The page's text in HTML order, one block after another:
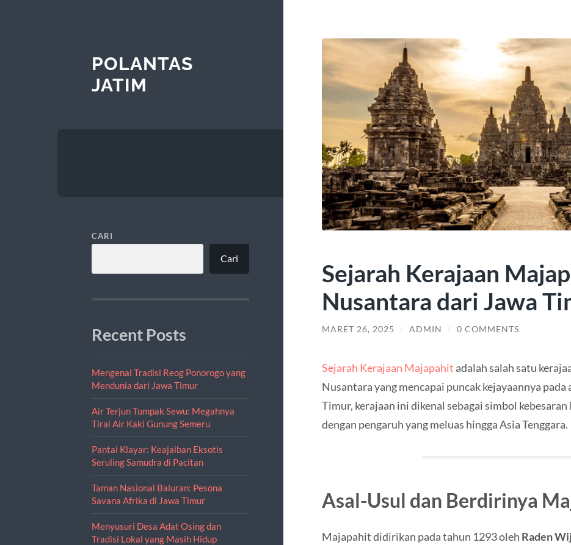
POLANTAS
JATIM
CARI
Cari
Recent Posts
Mengenal Tradisi Reog Ponorogo yang
Mendunia dari Jawa Timur
Air Terjun Tumpak Sewu: Megahnya
Tirai Air Kaki Gunung Semeru
Pantai Klayar: Keajaiban Eksotis
Seruling Samudra di Pacitan
Taman Nasional Baluran: Pesona
Savana Afrika di Jawa Timur
Menyusuri Desa Adat Osing dan
Tradisi Lokal yang Masih Hidup
Sejarah Kerajaan
Nusantara dari Jawa
MARET 26, 2025 / ADMIN / 0 COMMENTS
Sejarah Kerajaan Majapahit adalah salah satu
Nusantara yang mencapai puncak kejayaannya pada
Timur, kerajaan ini dikenal sebagai simbol
dengan pengaruh yang meluas hingga Asia Tenggara.
Asal-Usul dan Berdirinya
Majapahit didirikan pada tahun 1293 oleh Raden